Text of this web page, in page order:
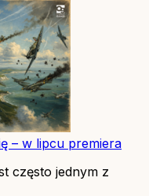
– w lipcu premiera
często jednym z